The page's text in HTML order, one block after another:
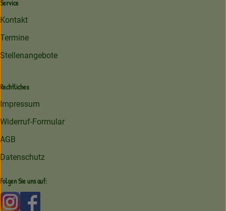
Service
Kontakt
Termine
Stellenangebote
Rechtliches
Impressum
Widerruf-Formular
AGB
Datenschutz
Folgen Sie uns auf:
Externer Link zu https://www.instagram.com/